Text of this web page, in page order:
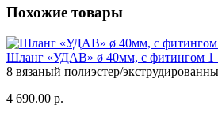
Похожие товары
Шланг «УДАВ» ø 40мм, с фитингом 1
8 вязаный полиэстер/
4 690.00 р.